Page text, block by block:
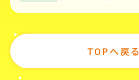
TOPへ戻る